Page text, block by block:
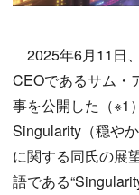
2025年6月11日
CEOであるサム・
事を公開した（※1
Singularity（穏や
に関する同氏の展
語である